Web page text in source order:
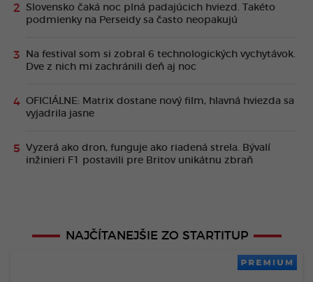
Slovensko čaká noc plná padajúcich hviezd. Takéto
podmienky na Perseidy sa často neopakujú
Na festival som si zobral 6 technologických vychytávok.
Dve z nich mi zachránili deň aj noc
OFICIÁLNE: Matrix dostane nový film, hlavná hviezda sa
vyjadrila jasne
Vyzerá ako dron, funguje ako riadená strela. Bývalí
inžinieri F1 postavili pre Britov unikátnu zbraň
NAJČÍTANEJŠIE ZO STARTITUP
PREMIUM